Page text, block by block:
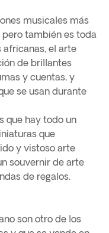
musicales más
también es toda
africanas, el arte
de brillantes
y cuentas, y
se usan durante
que hay todo un
que
y vistoso arte
souvernir de arte
de regalos.
son otro de los